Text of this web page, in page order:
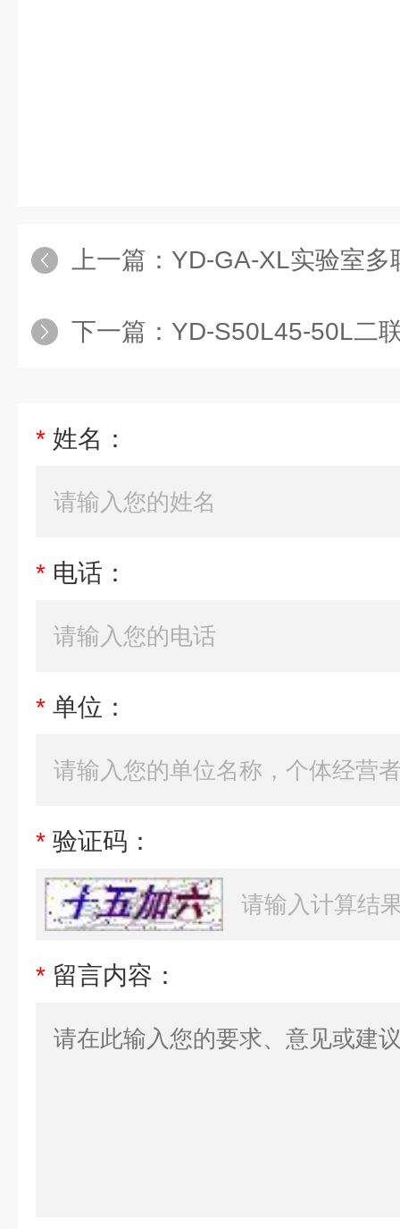
上一篇： YD-GA-XL实验室多联
下一篇： YD-S50L45-50L二
* 姓名：
* 电话：
* 单位：
* 验证码：
* 留言内容：